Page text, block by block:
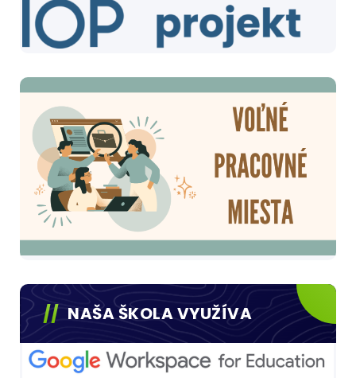
NAŠA ŠKOLA VYUŽÍVA